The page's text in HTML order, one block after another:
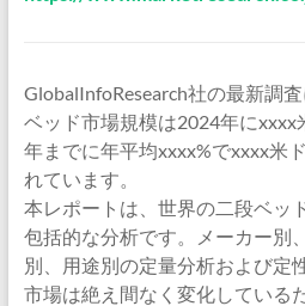
GlobalInfoResearch社の最新調
ベッド市場規模は2024年にxxxx
年までに年平均xxxx%でxxxx米
れています。
本レポートは、世界の二段ベッ
包括的な分析です。メーカー別
別、用途別の定量分析および定
市場は絶え間なく変化している